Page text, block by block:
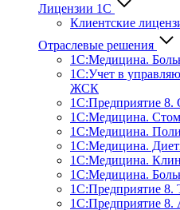
Лицензии 1С
Клиентские
Отраслевые решения
1С:Медицина.
1C:Учет в
ЖСК
1С:Предприятие 8.
1С:Медицина.
1С:Медицина.
1С:Медицина.
1С:Медицина.
1С:Медицина.
1С:Предприятие 8.
1С:Предприятие 8.